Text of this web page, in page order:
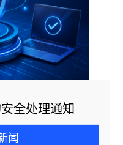
全处理通知
闻